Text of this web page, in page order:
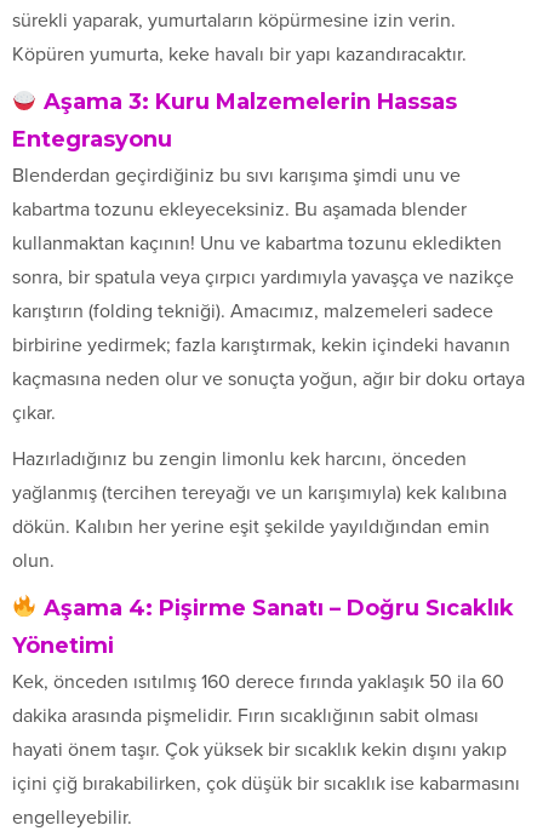
sürekli yaparak, yumurtaların köpürmesine izin verin.
Köpüren yumurta, keke havalı bir yapı kazandıracaktır.
Aşama 3: Kuru Malzemelerin Hassas
Entegrasyonu
Blenderdan geçirdiğiniz bu sıvı karışıma şimdi unu ve
kabartma tozunu ekleyeceksiniz. Bu aşamada blender
kullanmaktan kaçının! Unu ve kabartma tozunu ekledikten
sonra, bir spatula veya çırpıcı yardımıyla yavaşça ve nazikçe
karıştırın (folding tekniği). Amacımız, malzemeleri sadece
birbirine yedirmek; fazla karıştırmak, kekin içindeki havanın
kaçmasına neden olur ve sonuçta yoğun, ağır bir doku ortaya
çıkar.
Hazırladığınız bu zengin limonlu kek harcını, önceden
yağlanmış (tercihen tereyağı ve un karışımıyla) kek kalıbına
dökün. Kalıbın her yerine eşit şekilde yayıldığından emin
olun.
Aşama 4: Pişirme Sanatı – Doğru Sıcaklık
Yönetimi
Kek, önceden ısıtılmış 160 derece fırında yaklaşık 50 ila 60
dakika arasında pişmelidir. Fırın sıcaklığının sabit olması
hayati önem taşır. Çok yüksek bir sıcaklık kekin dışını yakıp
içini çiğ bırakabilirken, çok düşük bir sıcaklık ise kabarmasını
engelleyebilir.